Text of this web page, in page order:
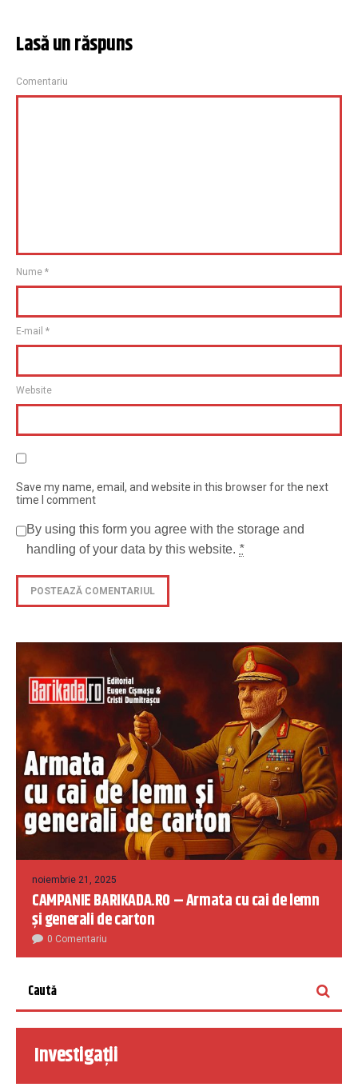
Lasă un răspuns
Comentariu
Nume *
E-mail *
Website
Save my name, email, and website in this browser for the next
time I comment
By using this form you agree with the storage and
handling of your data by this website. *
noiembrie 21, 2025
CAMPANIE BARIKADA.RO – Armata cu cai de lemn
și generali de carton
0 Comentariu
Investigații